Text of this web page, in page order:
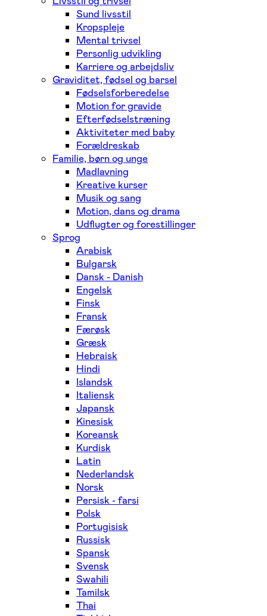
Sund livsstil
Kropspleje
Mental trivsel
Personlig udvikling
Karriere og arbejdsliv
Graviditet, fødsel og barsel
Fødselsforberedelse
Motion for gravide
Efterfødselstræning
Aktiviteter med baby
Forældreskab
Familie, børn og unge
Madlavning
Kreative kurser
Musik og sang
Motion, dans og drama
Udflugter og forestillinger
Sprog
Arabisk
Bulgarsk
Dansk - Danish
Engelsk
Finsk
Fransk
Færøsk
Græsk
Hebraisk
Hindi
Islandsk
Italiensk
Japansk
Kinesisk
Koreansk
Kurdisk
Latin
Nederlandsk
Norsk
Persisk - farsi
Polsk
Portugisisk
Russisk
Spansk
Svensk
Swahili
Tamilsk
Thai